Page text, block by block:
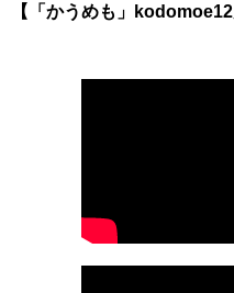
【「かうめも」kodomoe12